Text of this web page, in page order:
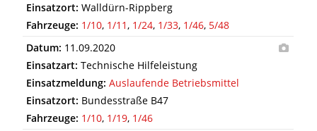
Einsatzort: Walldürn-Rippberg
Fahrzeuge: 1/10, 1/11, 1/24, 1/33, 1/46, 5/48
Datum: 11.09.2020
Einsatzart: Technische Hilfeleistung
Einsatzmeldung: Auslaufende Betriebsmittel
Einsatzort: Bundesstraße B47
Fahrzeuge: 1/10, 1/19, 1/46